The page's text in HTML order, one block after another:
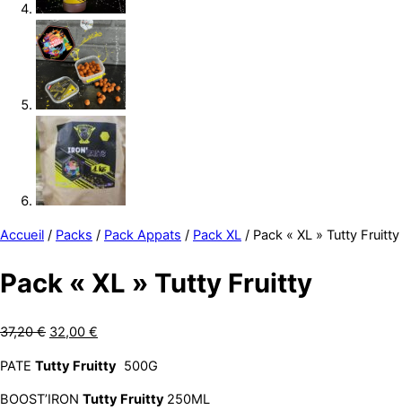
Accueil / Packs / Pack Appats / Pack XL / Pack « XL » Tutty Fruitty
Pack « XL » Tutty Fruitty
37,20€ Le
initial
était :
32,00 €
actuel
est :
PATE Tutty Fruitty 500G
BOOST’IRON Tutty Fruitty 250ML